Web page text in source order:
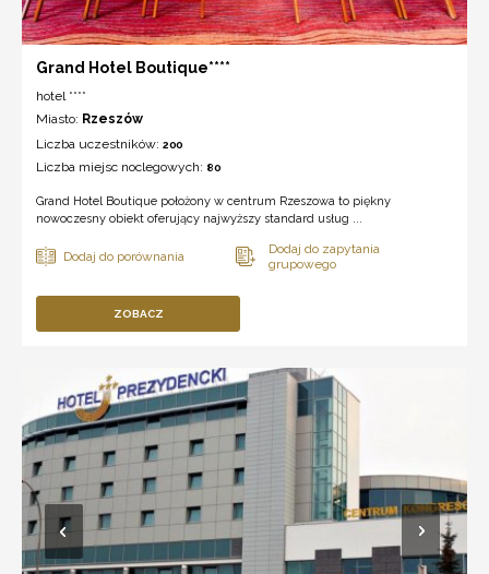
Grand Hotel Boutique****
hotel ****
Miasto: Rzeszów
Liczba uczestników: 200
Liczba miejsc noclegowych: 80
Grand Hotel Boutique położony w centrum Rzeszowa to piękny
nowoczesny obiekt oferujący najwyższy standard usług ...
ZOBACZ